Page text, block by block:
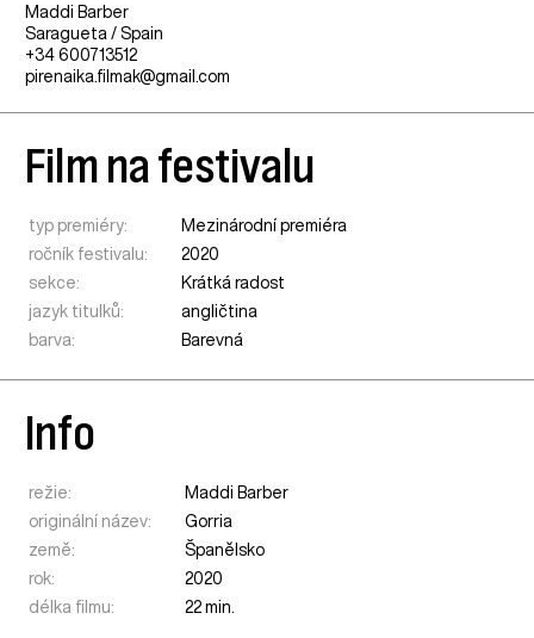
Maddi Barber
Saragueta / Spain
+34 600713512
pirenaika.filmak@gmail.com
Film na festivalu
typ premiéry:
Mezinárodní premiéra
ročník festivalu:
2020
sekce:
Krátká radost
jazyk titulků:
angličtina
barva:
Barevná
Info
režie:
Maddi Barber
originální název:
Gorria
země:
Španělsko
rok:
2020
délka filmu:
22 min.